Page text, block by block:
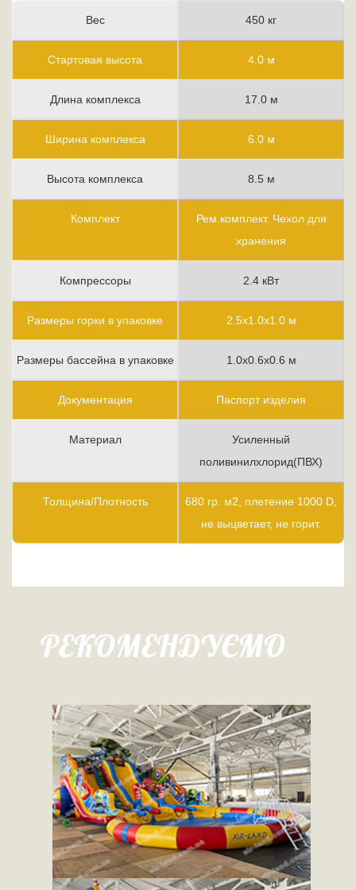
Вес
Стартовая высота
Длина комплекса
Ширина комплекса
Высота комплекса
Комплект
Компрессоры
Размеры горки в упаковке
Размеры бассейна в упаковке
Документация
Материал
Толщина/Плотность
450 кг
4.0 м
17.0 м
6.0 м
8.5 м
Рем.комплект. Чехол для
хранения
2.4 кВт
2.5х1.0х1.0 м
1.0х0.6х0.6 м
Паспорт изделия
Усиленный
поливинилхлорид(ПВХ)
680 гр. м2, плетение 1000 D,
не выцветает, не горит.
РЕКОМЕНДУЄМО